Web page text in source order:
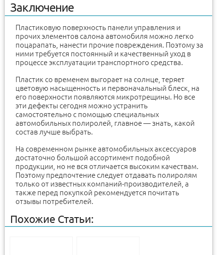
Заключение
Пластиковую поверхность панели управления и
прочих элементов салона автомобиля можно легко
поцарапать, нанести прочие повреждения. Поэтому за
ними требуется постоянный и качественный уход в
процессе эксплуатации транспортного средства.
Пластик со временем выгорает на солнце, теряет
цветовую насыщенность и первоначальный блеск, на
его поверхности появляются микротрещины. Но все
эти дефекты сегодня можно устранить
самостоятельно с помощью специальных
автомобильных полиролей, главное — знать, какой
состав лучше выбрать.
На современном рынке автомобильных аксессуаров
достаточно большой ассортимент подобной
продукции, но не вся отличается высоким качествам.
Поэтому предпочтение следует отдавать полиролям
только от известных компаний-производителей, а
также перед покупкой рекомендуется почитать
отзывы потребителей.
Похожие Статьи: